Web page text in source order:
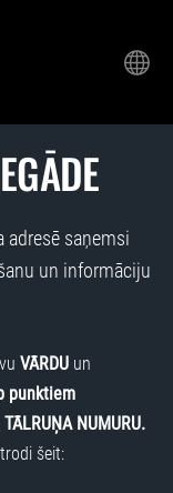
adresē saņemsi
un informāciju
VĀRDU un
punktiem
TĀLRUŅA NUMURU.
šeit: